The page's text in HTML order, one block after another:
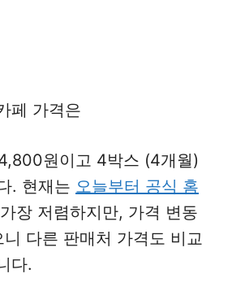
페 가격은
원이고 4박스 (4개월)
. 현재는 오늘부터 공식 홈
장 저렴하지만, 가격 변동
다른 판매처 가격도 비교
다.